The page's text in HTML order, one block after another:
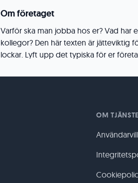
Om företaget
Varför ska man jobba hos er? Vad har
kollegor? Den här texten är jätteviktig
lockar. Lyft upp det typiska för er
OM